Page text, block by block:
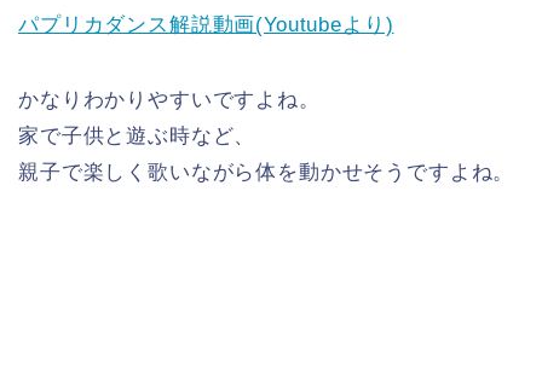
パプリカダンス解説動画(Youtubeより)
かなりわかりやすいですよね。
家で子供と遊ぶ時など、
親子で楽しく歌いながら体を動かせそうですよね。